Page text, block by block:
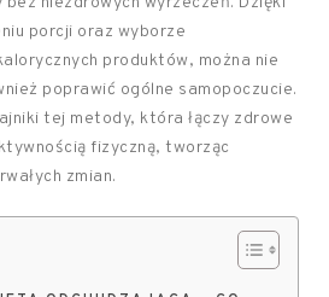
porcji oraz wyborze
produktów, można nie
poprawić ogólne samopoczucie.
tej metody, która łączy zdrowe
fizyczną, tworząc
zmian.